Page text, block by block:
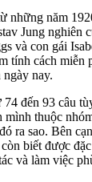
năm
Jung nghiên
và con gái
tính cách miễn
nay.
đến 93 câu
mình thuộc
ra sao. Bên
biết được
và làm việc